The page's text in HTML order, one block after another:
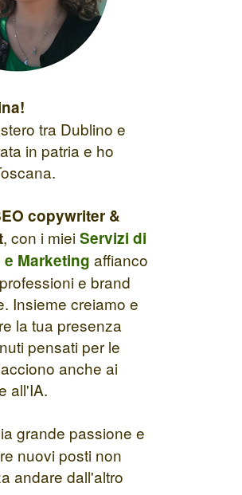
tra Dublino e
in patria e ho
copywriter &
, con i mieiServizi di
Marketing affianco
e brand
Insieme creiamo e
la tua presenza
pensati per le
anche ai
all'IA.
grande passione e
nuovi posti non
andare dall'altro